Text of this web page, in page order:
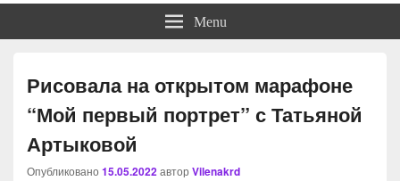
Menu
Рисовала на открытом марафоне
“Мой первый портрет” с Татьяной
Артыковой
Опубликовано 15.05.2022автор Vilenakrd